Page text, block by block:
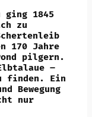
ging 1845
zu
170 Jahre
pilgern.
–
finden. Ein
Bewegung
nur